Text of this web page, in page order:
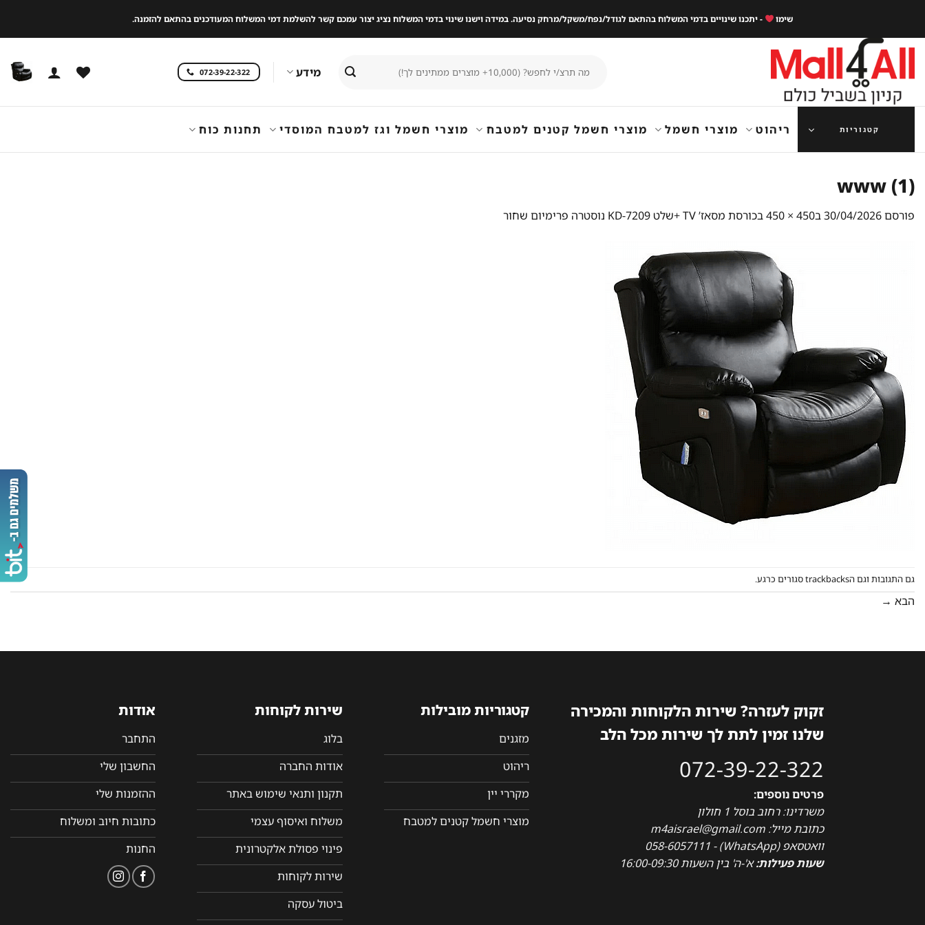
content
שימו - יתכנו שינויים בדמי המשלוח בהתאם לגודל/נפח/משקל/מרחק נסיעה. במידה וישנו שינוי בדמי המשלוח נציג יצור עמכם קשר להשלמת דמי המשלוח המעודכנים בהתאם להזמנה.
עבור:
מידע 072-39-22-322
קטגוריות ריהוט מוצרי חשמל מוצרי חשמל קטנים למטבח מוצרי חשמל וגז למטבח המוסדי תחנות כוח
www (1)
פורסם30/04/2026ב450 × 450 בכורסת מסאז’ TV +שלט KD-7209 נוסטרה פרימיום שחור
גם התגובות וגם הtrackbacks סגורים כרגע.
הבא →
זקוק לעזרה? שירות הלקוחות והמכירה
שלנו זמין לתת לך שירות מכל הלב
072-39-22-322
פרטים נוספים:
משרדינו: רחוב בוסל 1 חולון
כתובת מייל: m4aisrael@gmail.com
וואטסאפ (WhatsApp) - 058-6057111
שעות פעילות:א'-ה' בין השעות 16:00-09:30
קטגוריות מובילות
מזגנים
ריהוט
מקררי יין
מוצרי חשמל קטנים למטבח
שירות לקוחות
בלוג
אודות החברה
תקנון ותנאי שימוש באתר
משלוח ואיסוף עצמי
פינוי פסולת אלקטרונית
שירות לקוחות
ביטול עסקה
אודות
התחבר
החשבון שלי
ההזמנות שלי
כתובות חיוב ומשלוח
החנות